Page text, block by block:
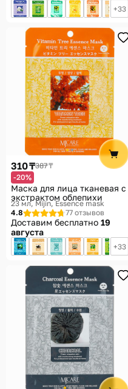
33
310 ₸387 ₸
-20%
Маска для лица тканевая с
экстрактом облепихи
23 мл Mijin, Essence mask
4.8
77 отзывов
Доставим бесплатно 19
августа
33